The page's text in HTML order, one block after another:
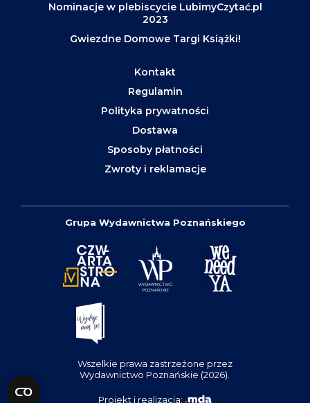
Nominacje w plebiscycie LubimyCzytać.pl
2023
Gwiezdne Domowe Targi Książki!
Kontakt
Regulamin
Polityka prywatności
Dostawa
Sposoby płatności
Zwroty i reklamacje
Grupa Wydawnictwa Poznańskiego
Wszelkie prawa zastrzeżone przez
Wydawnictwo Poznańskie (2026).
Projekt i realizacja: